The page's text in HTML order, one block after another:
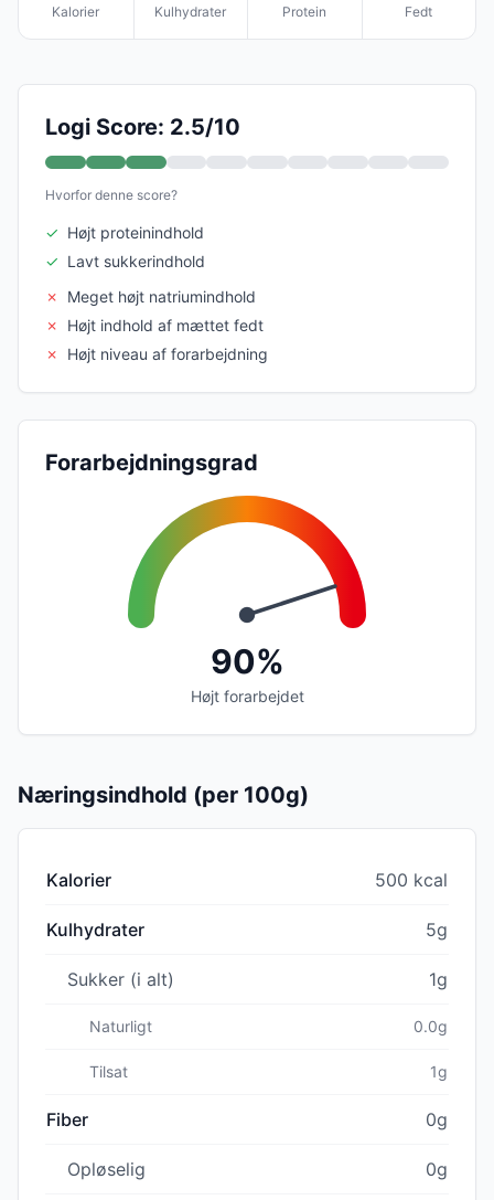
Kalorier Kulhydrater Protein Fedt
Logi Score: 2.5/10
Hvorfor denne score?
✓ Højt proteinindhold
✓ Lavt sukkerindhold
✗
Meget højt natriumindhold
✗
Højt indhold af mættet fedt
✗
Højt niveau af forarbejdning
Forarbejdningsgrad
90%
Højt forarbejdet
Næringsindhold (per 100g)
Kalorier 500 kcal
Kulhydrater 5g
Sukker (i alt) 1g
Naturligt 0.0g
Tilsat 1g
Fiber 0g
Opløselig 0g